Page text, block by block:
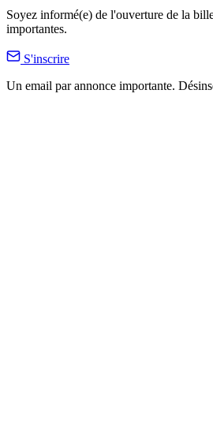
Soyez informé(e) de l'ouverture de la
importantes.
S'inscrire
Un email par annonce importante.